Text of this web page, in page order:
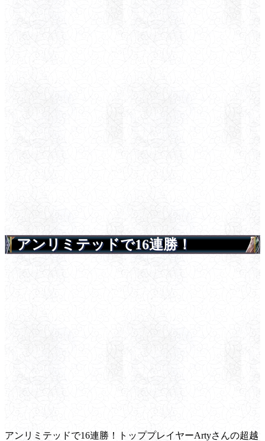
アンリミテッドで16連勝！
アンリミテッドで16連勝！トッププレイヤーArtyさんの超越